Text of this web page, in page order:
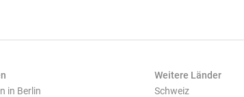
in Berlin
Weitere Länder
Schweiz